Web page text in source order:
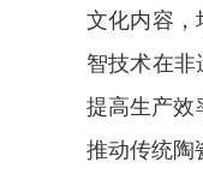
文化内容
智技术在
提高生产效
推动传统陶